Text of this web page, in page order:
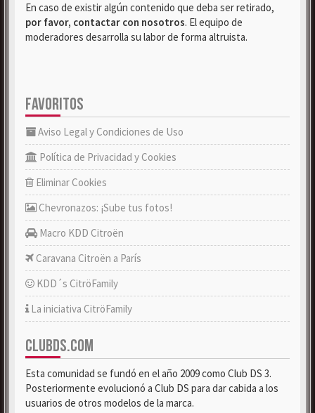
En caso de existir algún contenido que deba ser retirado,
por favor, contactar con nosotros. El equipo de
moderadores desarrolla su labor de forma altruista.
FAVORITOS
Aviso Legal y Condiciones de Uso
Política de Privacidad y Cookies
Eliminar Cookies
Chevronazos: ¡Sube tus fotos!
Macro KDD Citroën
Caravana Citroën a París
KDD´s CitröFamily
La iniciativa CitröFamily
CLUBDS.COM
Esta comunidad se fundó en el año 2009 como Club DS 3.
Posteriormente evolucionó a Club DS para dar cabida a los
usuarios de otros modelos de la marca.